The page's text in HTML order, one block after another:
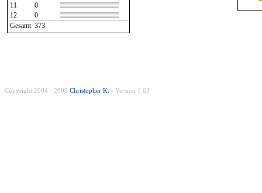
11
0
12
0
Gesamt 373
Copyright 2004 - 2009 Christopher K. - Version 1.63